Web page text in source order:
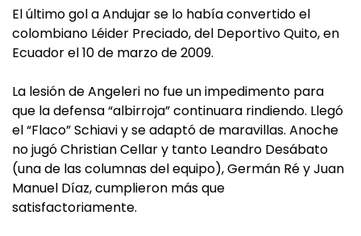
El último gol a Andujar se lo había convertido el
colombiano Léider Preciado, del Deportivo Quito, en
Ecuador el 10 de marzo de 2009.
La lesión de Angeleri no fue un impedimento para
que la defensa “albirroja” continuara rindiendo. Llegó
el “Flaco” Schiavi y se adaptó de maravillas. Anoche
no jugó Christian Cellar y tanto Leandro Desábato
(una de las columnas del equipo), Germán Ré y Juan
Manuel Díaz, cumplieron más que
satisfactoriamente.